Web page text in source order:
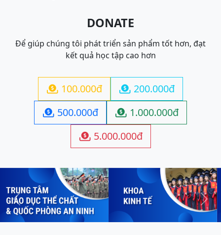
DONATE
Để giúp chúng tôi phát triển sản phẩm tốt hơn, đạt
kết quả học tập cao hơn
 100.000đ  200.000đ
 500.000đ  1.000.000đ
 5.000.000đ
Previous Next